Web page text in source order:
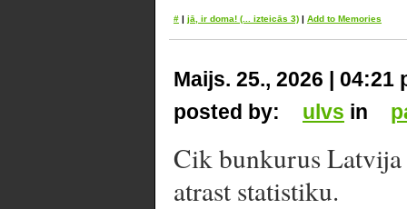
# | jā, ir doma! (... izteicās 3) | Add to Memories
Maijs. 25., 2026 | 04:21
posted by:
ulvs in
Cik bunkurus Latvija
atrast statistiku.